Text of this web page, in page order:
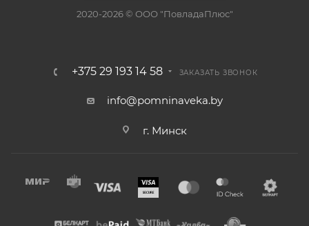
2020-2026 © ООО "ПовладаПлюс"
+375 29 193 14 58 ЗАКАЗАТЬ ЗВОНОК
info@pomninaveka.by
г. Минск